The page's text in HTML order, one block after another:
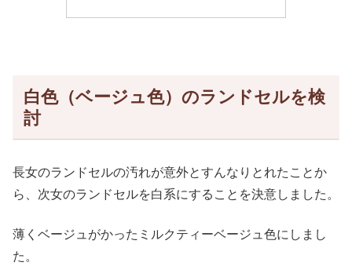
白色（ベージュ色）のランドセルを検
討
長女のランドセルの汚れが意外とすんなりとれたことか
ら、次女のランドセルを白系にすることを決意しました。
薄くベージュがかったミルクティーベージュ色にしまし
た。